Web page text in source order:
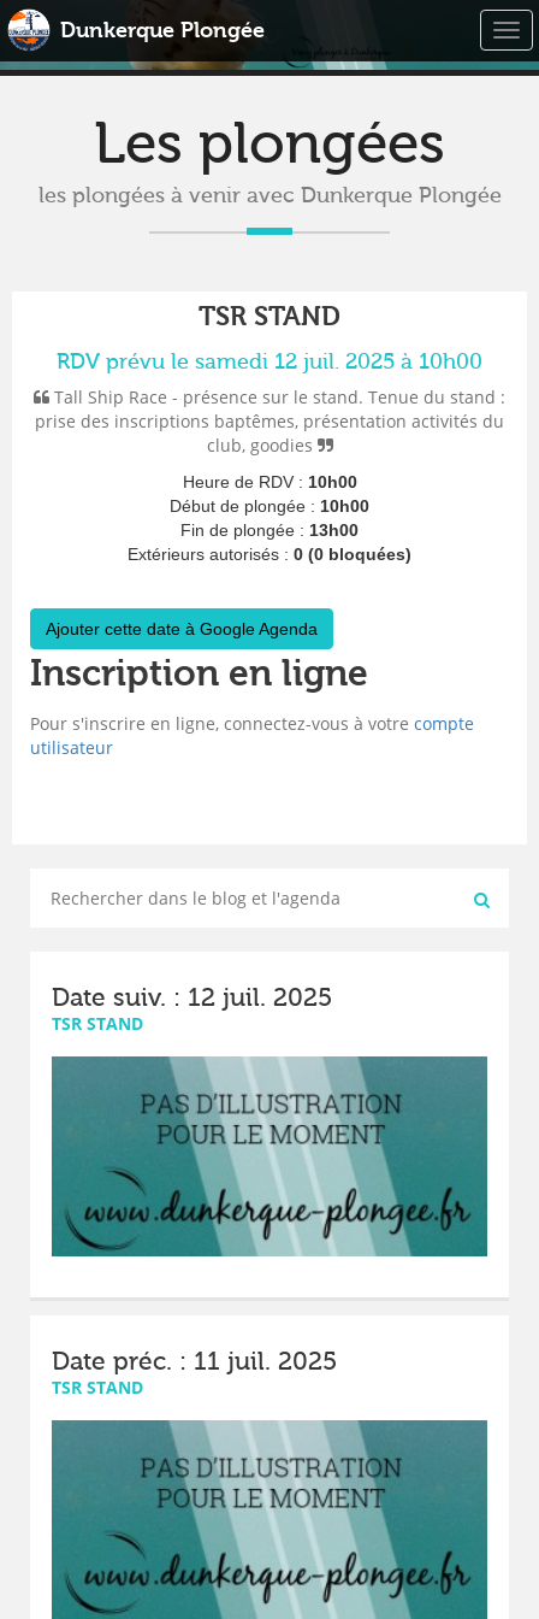
Dunkerque Plongée
Les plongées
les plongées à venir avec Dunkerque Plongée
TSR STAND
RDV prévu le samedi 12 juil. 2025 à 10h00
Tall Ship Race - présence sur le stand. Tenue du stand :
prise des inscriptions baptêmes, présentation activités du
club, goodies
Heure de RDV : 10h00
Début de plongée : 10h00
Fin de plongée : 13h00
Extérieurs autorisés : 0 (0 bloquées)
Ajouter cette date à Google Agenda
Inscription en ligne
Pour s'inscrire en ligne, connectez-vous à votre compte
utilisateur
Date suiv. : 12 juil. 2025
TSR STAND
Date préc. : 11 juil. 2025
TSR STAND